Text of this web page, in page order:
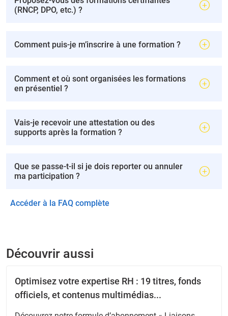
(RNCP, DPO, etc.) ?
Comment puis-je m’inscrire à une formation ?
Comment et où sont organisées les formations
en présentiel ?
Vais-je recevoir une attestation ou des
supports après la formation ?
Que se passe-t-il si je dois reporter ou annuler
ma participation ?
Accéder à la FAQ complète
Découvrir aussi
Optimisez votre expertise RH : 19 titres, fonds
officiels, et contenus multimédias...